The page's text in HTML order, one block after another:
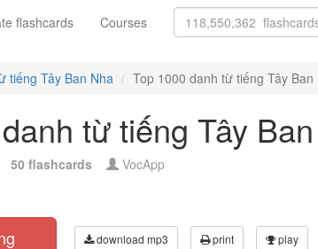
flashcards Courses
tiếng Tây Ban Nha Top 1000 danh từ tiếng Tây
từ tiếng Tây
50 flashcards VocApp
download mp3 print play